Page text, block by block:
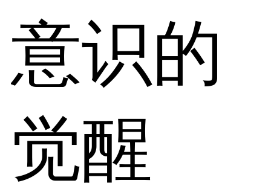
意识的
觉醒